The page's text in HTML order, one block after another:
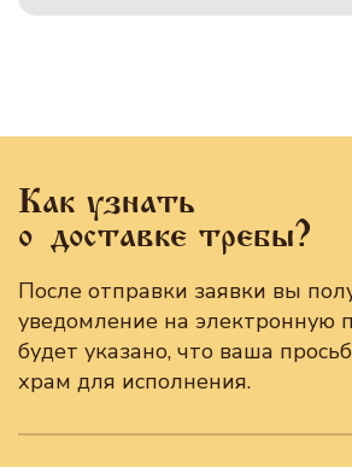
Как узнать
о доставке требы?
После отправки заявки вы
уведомление на электронную
будет указано, что ваша
храм для исполнения.